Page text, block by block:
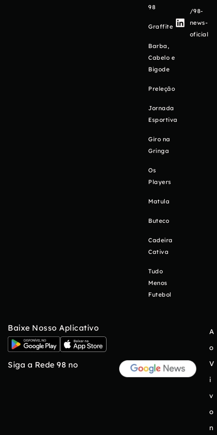
98
Graffite
Barba,
Cabelo e
Bigode
Preleção
Jornada
Esportiva
Giro na
Gringa
Os
Players
Matula
Buteco
Cadeira
Cativa
Tudo
Menos
Futebol
/98-
news-
oficial
Baixe Nosso Aplicativo
Siga a Rede 98 no
A
o
V
i
v
o
n